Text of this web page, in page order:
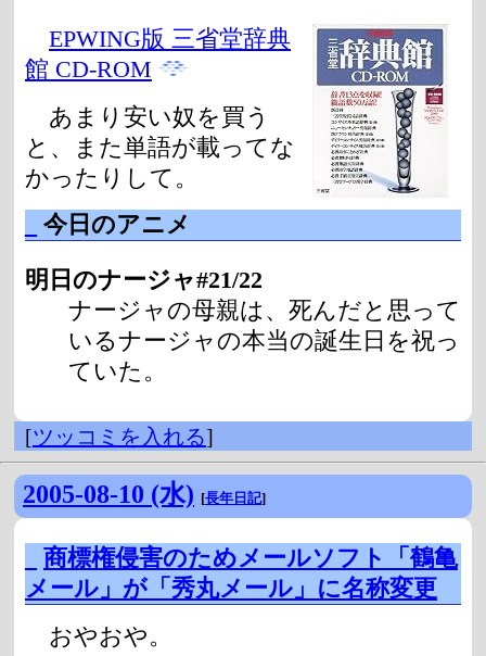
EPWING版 三省堂辞典
館 CD-ROM
あまり安い奴を買う
と、また単語が載ってな
かったりして。
今日のアニメ
明日のナージャ#21/22
ナージャの母親は、死んだと思って
いるナージャの本当の誕生日を祝っ
ていた。
[ツッコミを入れる]
2005-08-10 (水) [長年日記]
商標権侵害のためメールソフト「鶴亀
メール」が「秀丸メール」に名称変更
おやおや。